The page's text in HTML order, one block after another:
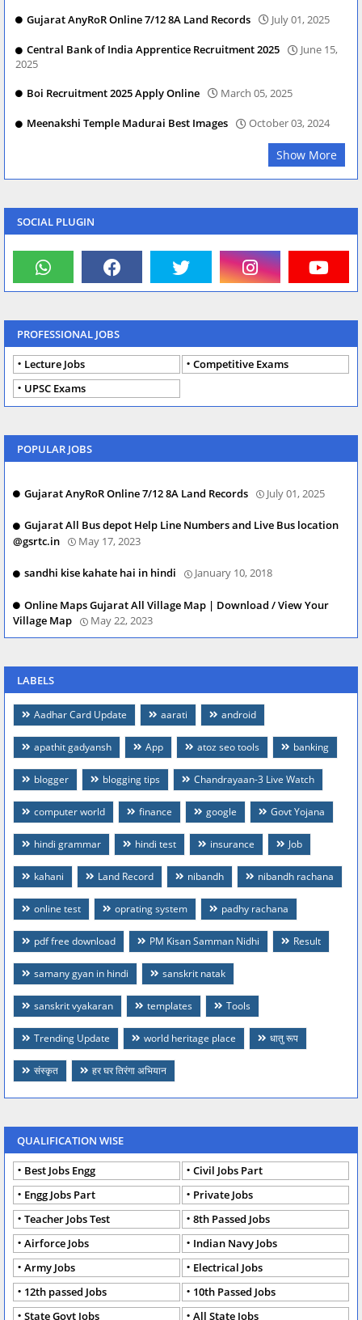
Gujarat AnyRoR Online 7/12 8A Land Records July 01, 2025
Central Bank of India Apprentice Recruitment 2025
June 15,
2025
Boi Recruitment 2025 Apply Online
March 05, 2025
Meenakshi Temple Madurai Best Images October 03, 2024
Show More
SOCIAL PLUGIN
PROFESSIONAL JOBS
Lecture Jobs
Competitive Exams
UPSC Exams
POPULAR JOBS
Gujarat AnyRoR Online 7/12 8A Land Records July 01, 2025
Gujarat All Bus depot Help Line Numbers and Live Bus location
@gsrtc.in
May 17, 2023
sandhi kise kahate hai in hindi January 10, 2018
Online Maps Gujarat All Village Map | Download / View Your
Village Map
May 22, 2023
LABELS
Aadhar Card Update aarati android
apathit gadyansh App atoz seo tools banking
blogger blogging tips Chandrayaan-3 Live Watch
computer world finance google Govt Yojana
hindi grammar hindi test insurance Job
kahani Land Record nibandh nibandh rachana
online test oprating system padhy rachana
pdf free download PM Kisan Samman Nidhi Result
samany gyan in hindi sanskrit natak
sanskrit vyakaran templates Tools
Trending Update world heritage place धातु रूप
संस्कृत हर घर तिरंगा अभियान
QUALIFICATION WISE
Best Jobs Engg
Civil Jobs Part
Engg Jobs Part
Private Jobs
Teacher Jobs Test
8th Passed Jobs
Airforce Jobs
Indian Navy Jobs
Army Jobs
Electrical Jobs
12th passed Jobs
10th Passed Jobs
State Govt Jobs
All State Jobs